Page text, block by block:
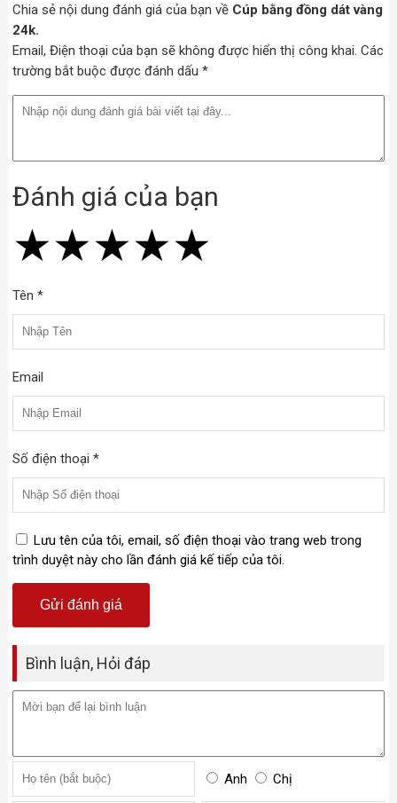
Chia sẻ nội dung đánh giá của bạn về Cúp bằng đồng dát vàng
24k.
Email, Điện thoại của bạn sẽ không được hiển thị công khai. Các
trường bắt buộc được đánh dấu *
Đánh giá của bạn
★
★★
★★★
★★★★
★★★★★
Tên *
Email
Số điện thoại *
Lưu tên của tôi, email, số điện thoại vào trang web trong
trình duyệt này cho lần đánh giá kế tiếp của tôi.
Bình luận, Hỏi đáp
Anh Chị